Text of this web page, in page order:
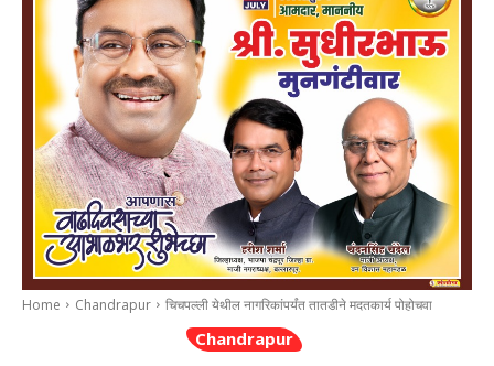
Home Chandrapur चिचपल्ली येथील नागरिकांपर्यंत तातडीने मदतकार्य पोहोचवा
Chandrapur